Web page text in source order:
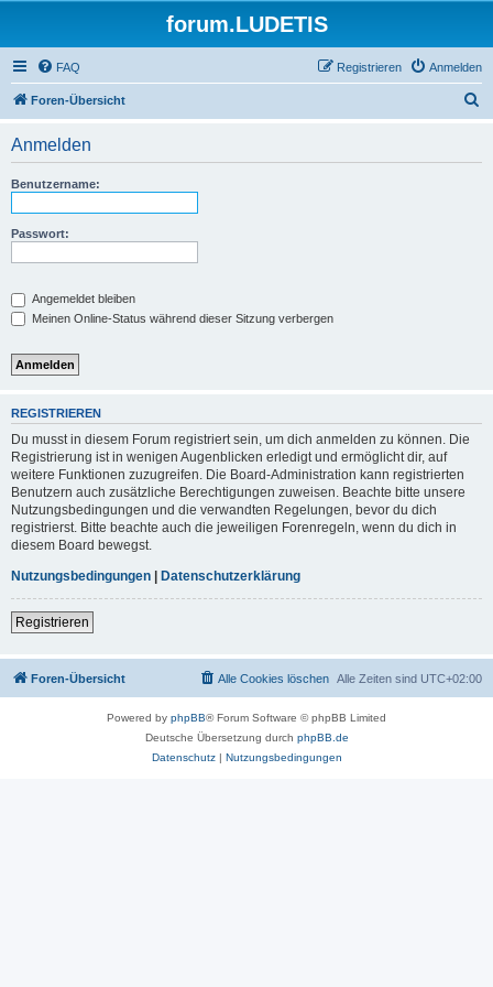
forum.LUDETIS
FAQ Anmelden
Registrieren
Foren-Übersicht
Anmelden
Benutzername:
Passwort:
Angemeldet bleiben
Meinen Online-Status während dieser Sitzung verbergen
REGISTRIEREN
Du musst in diesem Forum registriert sein, um dich anmelden zu können. Die
Registrierung ist in wenigen Augenblicken erledigt und ermöglicht dir, auf
weitere Funktionen zuzugreifen. Die Board-Administration kann registrierten
Benutzern auch zusätzliche Berechtigungen zuweisen. Beachte bitte unsere
Nutzungsbedingungen und die verwandten Regelungen, bevor du dich
registrierst. Bitte beachte auch die jeweiligen Forenregeln, wenn du dich in
diesem Board bewegst.
Nutzungsbedingungen | Datenschutzerklärung
Registrieren
Foren-Übersicht Alle Zeiten sind UTC+02:00
Alle Cookies löschen
Powered by phpBB® Forum Software © phpBB Limited
Deutsche Übersetzung durch phpBB.de
Datenschutz| Nutzungsbedingungen